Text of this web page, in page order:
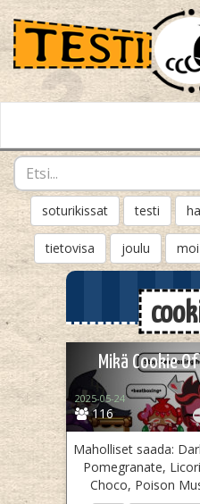
soturikissat testi
tietovisa joulu moi
Mikä Cookie
116
2025-05-24
Maholliset saada:
Pomegranate,
Choco, Poison